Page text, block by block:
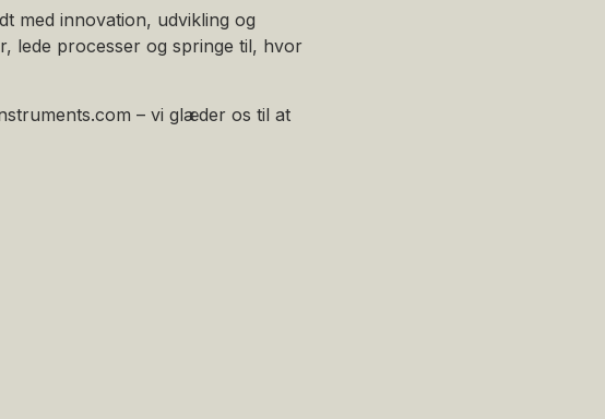
med innovation, udvikling og
lede processer og springe til, hvor
– vi glæder os til at